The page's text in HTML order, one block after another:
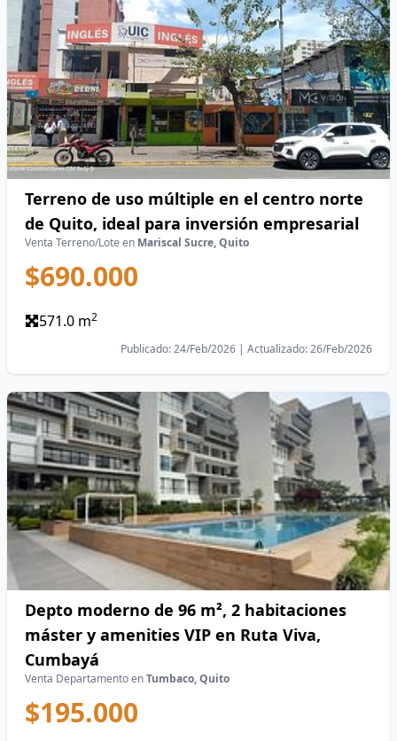
Terreno de uso múltiple en el centro norte
de Quito, ideal para inversión empresarial
Venta Terreno/Lote en Mariscal Sucre, Quito
$690.000
571.0 m2
Publicado: 24/Feb/2026 | Actualizado: 26/Feb/2026
Depto moderno de 96 m², 2 habitaciones
máster y amenities VIP en Ruta Viva,
Cumbayá
Venta Departamento enTumbaco, Quito
$195.000